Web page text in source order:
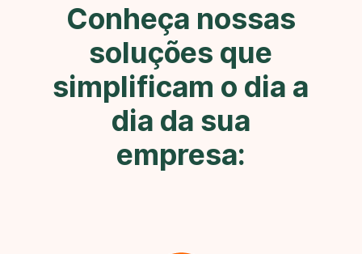
Conheça nossas
soluções que
simplificam o dia a
dia da sua
empresa: